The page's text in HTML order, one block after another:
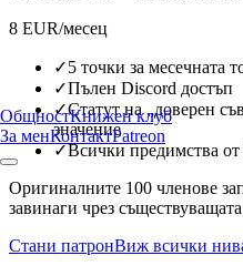
ОбщностКнижен клуб
За менКонтактPatreon
8 EUR/месец
✓5 точки за месечната
✓Пълен Discord достъп
✓Статут на „доверен
значение
✓Всички предимства
Оригиналните 100 членове
завинаги чрез
Стани патронВиж всички